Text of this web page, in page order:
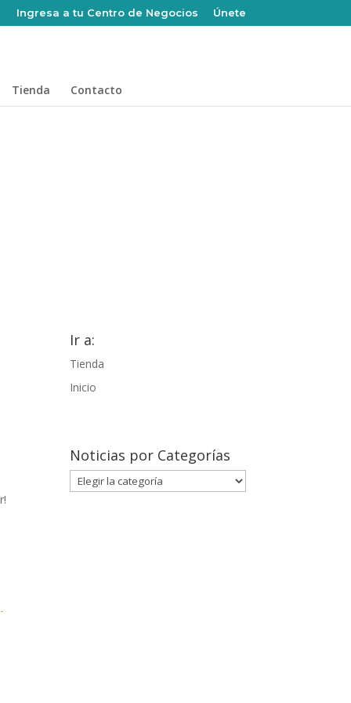
Ingresa a tu Centro de Negocios Únete
Tienda Contacto
Ir a:
Tienda
Inicio
Noticias por Categorías
Noticias
por